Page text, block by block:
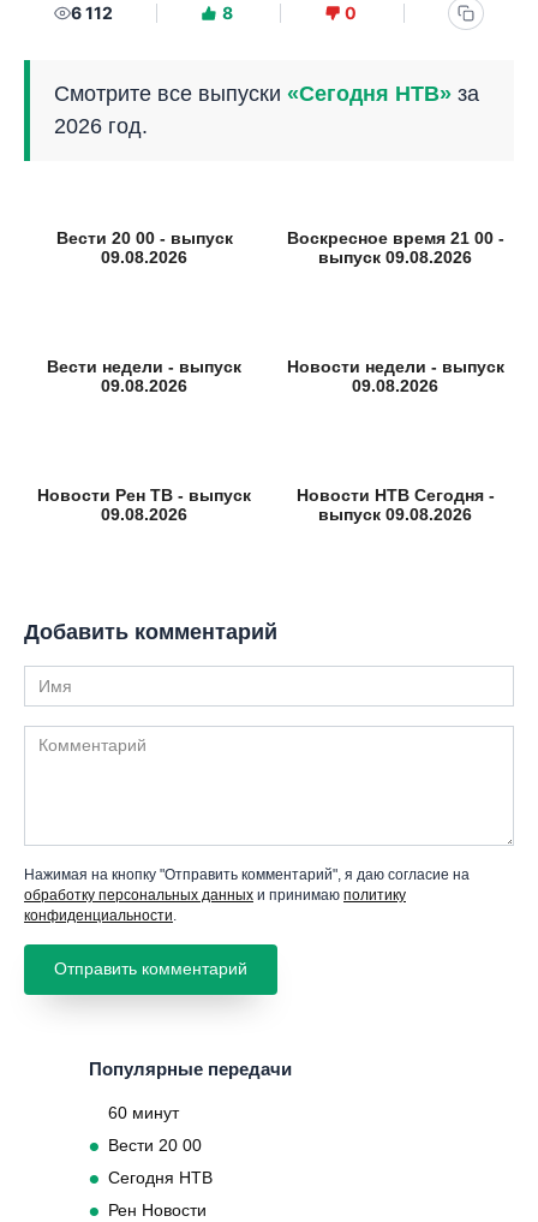
6 112 8 0
Смотрите все выпуски «Сегодня НТВ» за
2026 год.
Вести 20 00 - выпуск
09.08.2026
Воскресное время 21 00 -
выпуск 09.08.2026
Вести недели - выпуск
09.08.2026
Новости недели - выпуск
09.08.2026
Новости Рен ТВ - выпуск
09.08.2026
Новости НТВ Сегодня -
выпуск 09.08.2026
Добавить комментарий
Имя
Комментарий
Нажимая на кнопку "Отправить комментарий", я даю согласие на
обработку персональных данных и принимаю политику
конфиденциальности
Популярные передачи
60 минут
Вести 20 00
Сегодня НТВ
Рен Новости